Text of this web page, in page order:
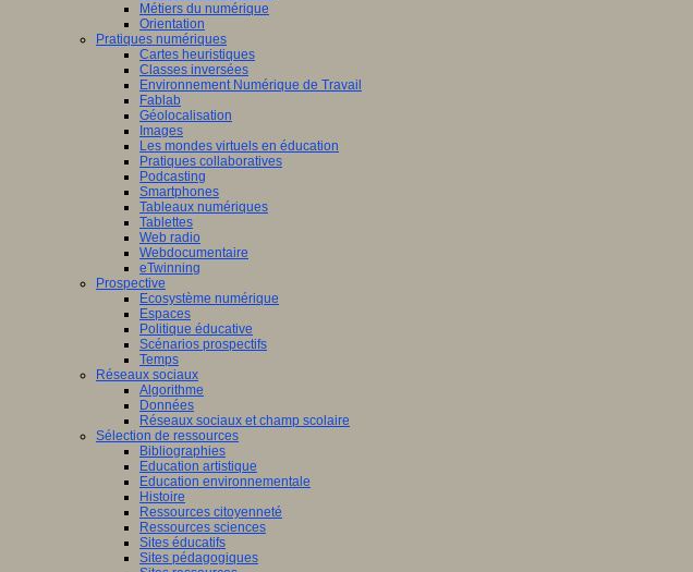
Métiers du numérique
Orientation
Pratiques numériques
Cartes heuristiques
Classes inversées
Environnement Numérique de Travail
Fablab
Géolocalisation
Images
Les mondes virtuels en éducation
Pratiques collaboratives
Podcasting
Smartphones
Tableaux numériques
Tablettes
Web radio
Webdocumentaire
eTwinning
Prospective
Ecosystème numérique
Espaces
Politique éducative
Scénarios prospectifs
Temps
Réseaux sociaux
Algorithme
Données
Réseaux sociaux et champ scolaire
Sélection de ressources
Bibliographies
Education artistique
Education environnementale
Histoire
Ressources citoyenneté
Ressources sciences
Sites éducatifs
Sites pédagogiques